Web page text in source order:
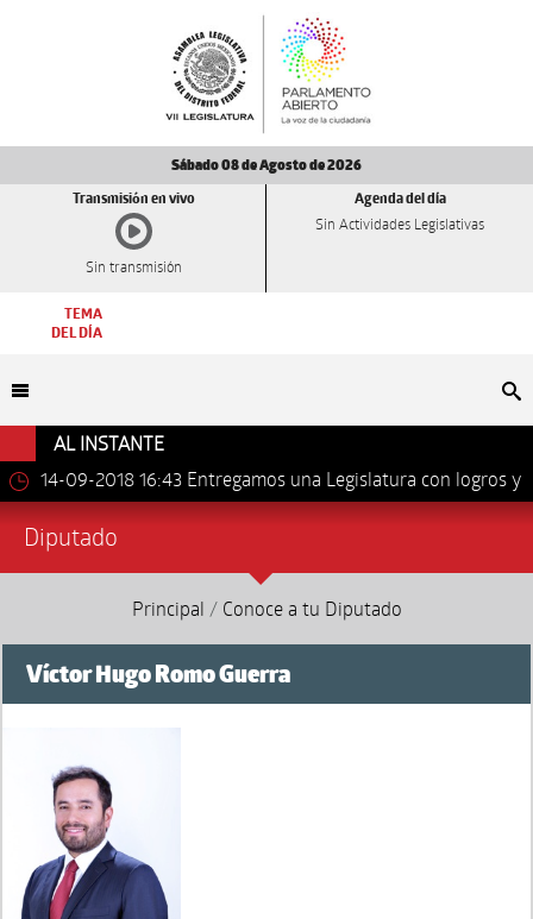
Sábado 08 de Agosto de 2026
Transmisión en vivo
Sin transmisión
Agenda del día
Sin Actividades Legislativas
TEMA
DEL DÍA
AL INSTANTE
14-09-2018 16:43 Entregamos una Legislatura con logros y
avances importantes: Dip. Leonel Luna Estrada.
Diputado
Principal / Conoce a tu Diputado
Víctor Hugo Romo Guerra